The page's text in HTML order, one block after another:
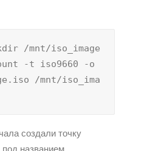
/mnt/iso_image
-t iso9660 -o
/mnt/iso_ima
создали точку
под названием